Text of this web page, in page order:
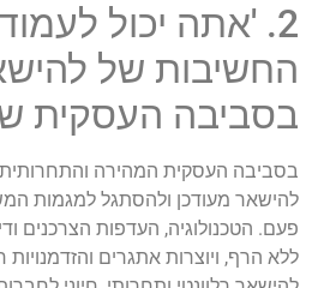
2. 'אתה יכול
החשיבות של
בסביבה העסקית
בסביבה העסקית המהירה והתחרותית
להישאר מעודכן ולהסתגל למגמות
פעם. הטכנולוגיה, העדפות הצרכנים
ללא הרף, ויוצרות אתגרים